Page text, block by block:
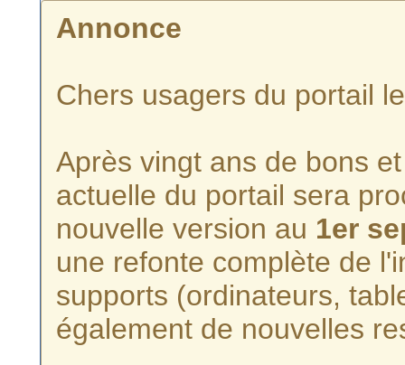
Annonce
Chers usagers du portail
Après vingt ans de bons
actuelle du portail sera
nouvelle version au 1er
une refonte complète de
supports (ordinateurs,
également de nouvelles